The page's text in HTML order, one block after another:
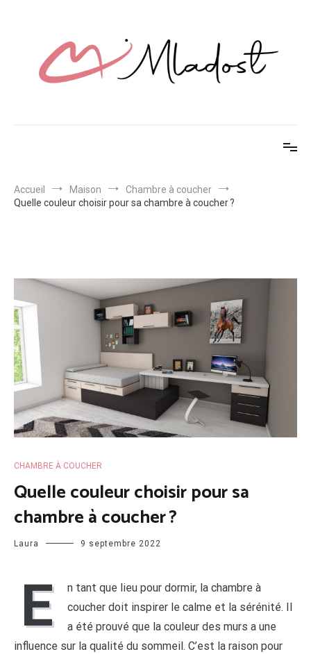
Accueil Maison
Chambre à coucher
Quelle couleur choisir pour sa chambre à coucher ?
CHAMBRE À COUCHER
Quelle couleur choisir pour sa
chambre à coucher ?
Laura 9 septembre 2022
E
n tant que lieu pour dormir, la chambre à
coucher doit inspirer le calme et la sérénité. Il
a été prouvé que la couleur des murs a une
influence sur la qualité du sommeil. C’est la raison pour